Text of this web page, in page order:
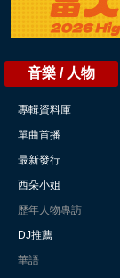
音樂 / 人物
專輯資料庫
單曲首播
最新發行
西朵小姐
歷年人物專訪
DJ推薦
華語